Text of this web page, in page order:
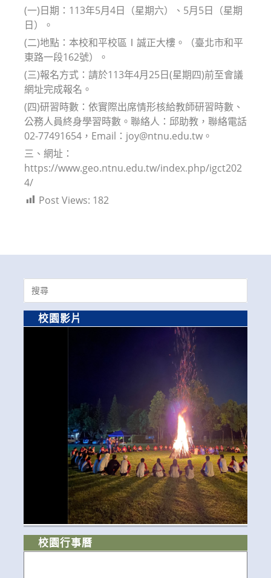
(一)日期：113年5月4日（星期六）、5月5日（星期
日）。
(二)地點：本校和平校區Ⅰ誠正大樓。（臺北市和平
東路一段162號）。
(三)報名方式：請於113年4月25日(星期四)前至會議
網址完成報名。
(四)研習時數：依實際出席情形核給教師研習時數、
公務人員終身學習時數。聯絡人：邱助教，聯絡電話
02-77491654，Email：joy@ntnu.edu.tw。
三、網址：
https://www.geo.ntnu.edu.tw/index.php/igct202
4/
Post Views: 182
Search
for:
校園影片
校園行事曆